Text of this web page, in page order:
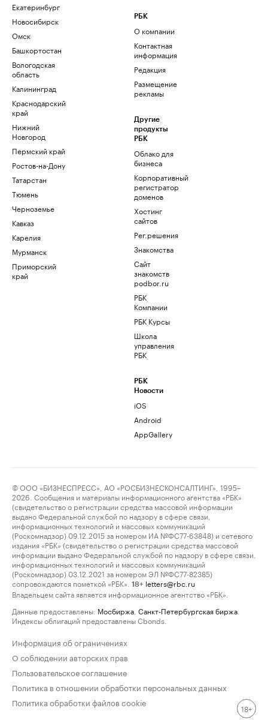
Екатеринбург
Новосибирск
Омск
Башкортостан
Вологодская
область
Калининград
Краснодарский
край
Нижний
Новгород
Пермский край
Ростов-на-Дону
Татарстан
Тюмень
Черноземье
Кавказ
Карелия
Мурманск
Приморский
край
РБК
О компании
Контактная
информация
Редакция
Размещение
рекламы
Другие
продукты
РБК
Облако для
бизнеса
Корпоративный
регистратор
доменов
Хостинг
сайтов
Рег.решения
Знакомства
Сайт
знакомств
podbor.ru
РБК
Компании
РБК Курсы
Школа
управления
РБК
РБК
Новости
iOS
Android
AppGallery
© ООО «БИЗНЕСПРЕСС», АО «РОСБИЗНЕСКОНСАЛТИНГ», 1995–
2026. Сообщения и материалы информационного агентства «РБК»
(свидетельство о регистрации средства массовой информации
выдано Федеральной службой по надзору в сфере связи,
информационных технологий и массовых коммуникаций
(Роскомнадзор) 09.12.2015 за номером ИА №ФС77-63848) и сетевого
издания «РБК» (свидетельство о регистрации средства массовой
информации выдано Федеральной службой по надзору в сфере связи,
информационных технологий и массовых коммуникаций
(Роскомнадзор) 03.12.2021 за номером ЭЛ №ФС77-82385)
сопровождаются пометкой «РБК».
18+ letters@rbc.ru
Владельцем сайта является информационное агентство «РБК».
Данные предоставлены: Мосбиржа Санкт-Петербургская биржа
Индексы облигаций предоставлены Cbonds.
Информация об ограничениях
О соблюдении авторских прав
Пользовательское соглашение
Политика в отношении обработки персональных данных
Политика обработки файлов cookie
18+